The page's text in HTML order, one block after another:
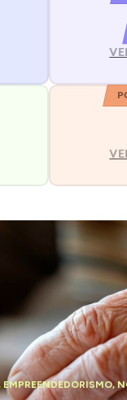
EMPREENDEDORISMO,